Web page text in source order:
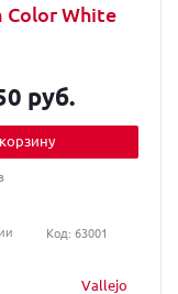
Color White
Vallejo
руб.
Код: 63001